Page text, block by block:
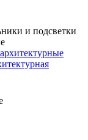
и подсветки